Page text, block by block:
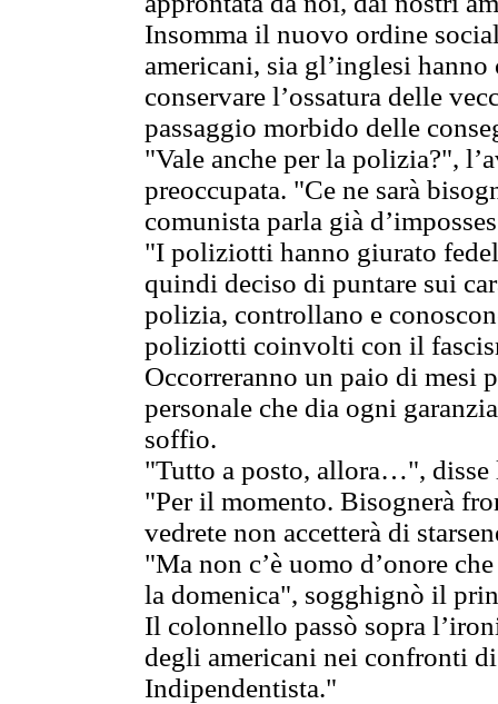
Insomma il nuovo ordine
americani, sia gl’inglesi
conservare l’ossatura delle
passaggio morbido delle
"Vale anche per la polizia?",
preoccupata. "Ce ne sarà
comunista parla già
"I poliziotti hanno giurato
quindi deciso di puntare sui
polizia, controllano e
poliziotti coinvolti con il
Occorreranno un paio di mesi
personale che dia ogni
soffio.
"Tutto a posto, allora…", disse
"Per il momento. Bisognerà
vedrete non accetterà di
"Ma non c’è uomo d’onore
la domenica", sogghignò il
Il colonnello passò sopra
degli americani nei confronti
Indipendentista."